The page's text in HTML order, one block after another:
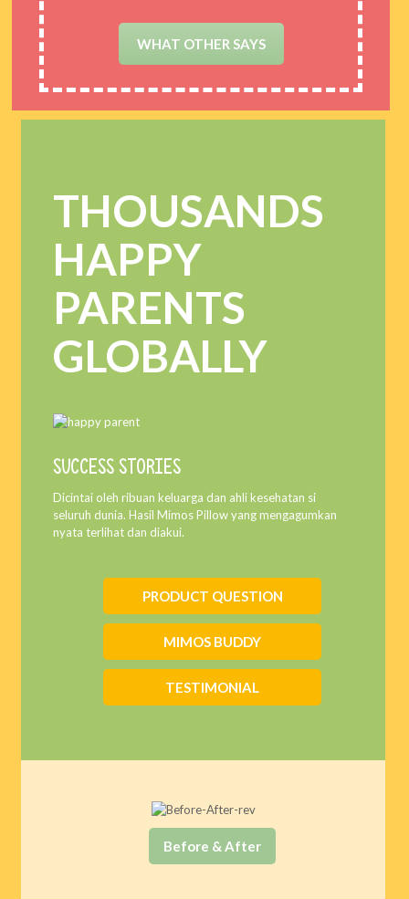
WHAT OTHER SAYS
THOUSANDS
HAPPY
PARENTS
GLOBALLY
SUCCESS STORIES
Dicintai oleh ribuan keluarga dan ahli kesehatan si
seluruh dunia. Hasil Mimos Pillow yang mengagumkan
nyata terlihat dan diakui.
PRODUCT QUESTION
MIMOS BUDDY
TESTIMONIAL
Before & After